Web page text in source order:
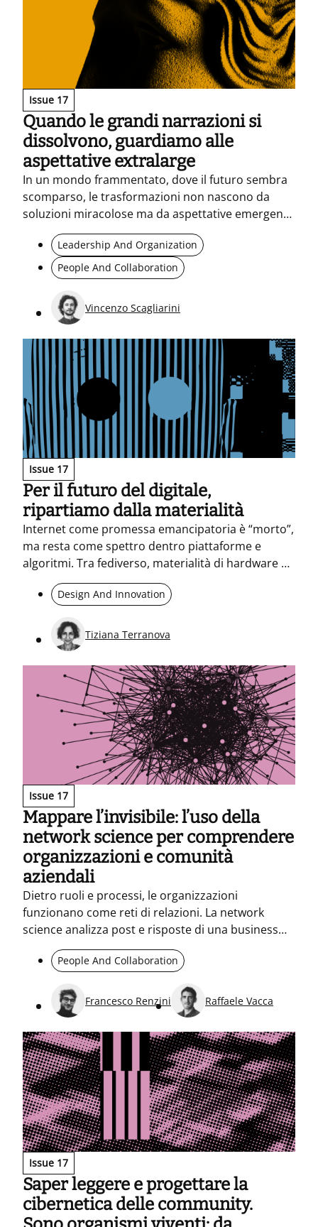
Issue 17
Quando le grandi narrazioni si
dissolvono, guardiamo alle
aspettative extralarge
In un mondo frammentato, dove il futuro sembra
scomparso, le trasformazioni non nascono da
soluzioni miracolose ma da aspettative emergenti
ancorate alla realtà. Anti-problemi e micro-
pratiche diventano strumenti per leggere il
presente, attivare sperimentazioni e costruire
nuovi orizzonti condivisi, senza negare la
complessità.
Leadership And Organization
People And Collaboration
Vincenzo Scagliarini
Issue 17
Per il futuro del digitale,
ripartiamo dalla materialità
Internet come promessa emancipatoria è “morto”,
ma resta come spettro dentro piattaforme e
algoritmi. Tra fediverso, materialità di hardware e
AI, il pezzo esplora un post-digitale segnato da
tensioni politiche e militarizzazione.
Design And Innovation
Tiziana Terranova
Issue 17
Mappare l’invisibile: l’uso della
network science per comprendere
organizzazioni e comunità
aziendali
Dietro ruoli e processi, le organizzazioni
funzionano come reti di relazioni. La network
science analizza post e risposte di una business
community della rete vendita (10/2023–7/2025) per
capire come circola l’informazione. Si vede un
chiave che tengono la rete connessa anche
quando qualcuno esce.
People And Collaboration
Francesco Renzini Raffaele Vacca
Issue 17
Saper leggere e progettare la
cibernetica delle community.